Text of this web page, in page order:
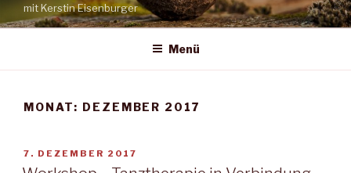
mit Kerstin Eisenburger
Menü
MONAT: DEZEMBER 2017
VERÖFFENTLICHT
AM
7. DEZEMBER 2017